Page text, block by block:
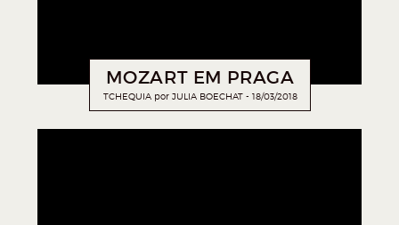
MOZART EM PRAGA
TCHEQUIA por JULIA BOECHAT 18/03/2018